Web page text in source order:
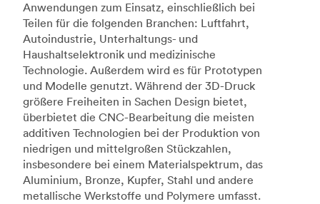
Anwendungen zum Einsatz, einschließlich bei
Teilen für die folgenden Branchen: Luftfahrt,
Autoindustrie, Unterhaltungs- und
Haushaltselektronik und medizinische
Technologie. Außerdem wird es für Prototypen
und Modelle genutzt. Während der 3D-Druck
größere Freiheiten in Sachen Design bietet,
überbietet die CNC-Bearbeitung die meisten
additiven Technologien bei der Produktion von
niedrigen und mittelgroßen Stückzahlen,
insbesondere bei einem Materialspektrum, das
Aluminium, Bronze, Kupfer, Stahl und andere
metallische Werkstoffe und Polymere umfasst.